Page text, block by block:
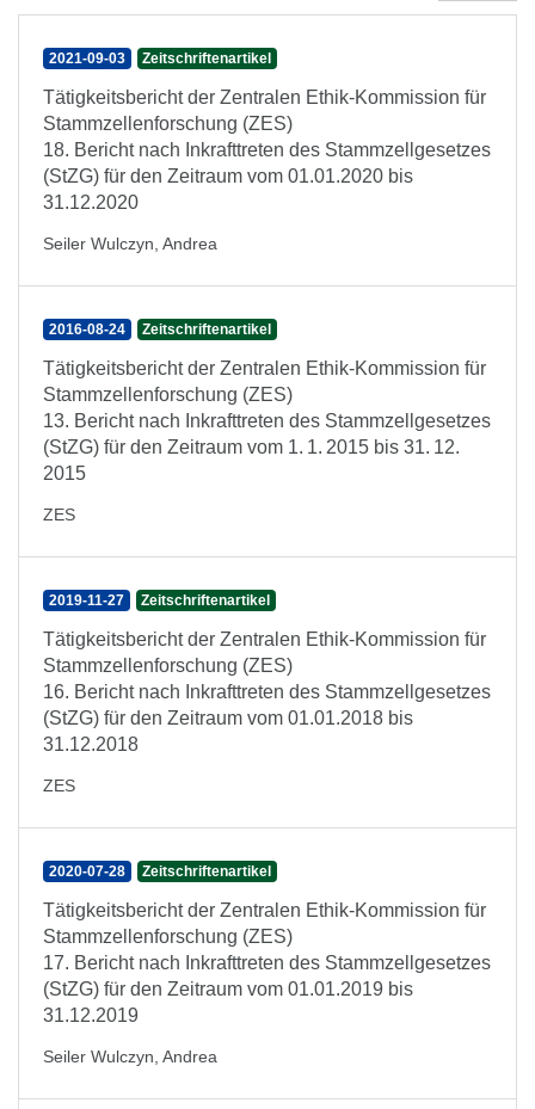
2021-09-03 Zeitschriftenartikel
Tätigkeitsbericht der Zentralen Ethik-Kommission für
Stammzellenforschung (ZES)
18. Bericht nach Inkrafttreten des Stammzellgesetzes
(StZG) für den Zeitraum vom 01.01.2020 bis
31.12.2020
Seiler Wulczyn, Andrea
2016-08-24 Zeitschriftenartikel
Tätigkeitsbericht der Zentralen Ethik-Kommission für
Stammzellenforschung (ZES)
13. Bericht nach Inkrafttreten des Stammzellgesetzes
(StZG) für den Zeitraum vom 1. 1. 2015 bis 31. 12.
2015
ZES
2019-11-27 Zeitschriftenartikel
Tätigkeitsbericht der Zentralen Ethik-Kommission für
Stammzellenforschung (ZES)
16. Bericht nach Inkrafttreten des Stammzellgesetzes
(StZG) für den Zeitraum vom 01.01.2018 bis
31.12.2018
ZES
2020-07-28 Zeitschriftenartikel
Tätigkeitsbericht der Zentralen Ethik-Kommission für
Stammzellenforschung (ZES)
17. Bericht nach Inkrafttreten des Stammzellgesetzes
(StZG) für den Zeitraum vom 01.01.2019 bis
31.12.2019
Seiler Wulczyn, Andrea